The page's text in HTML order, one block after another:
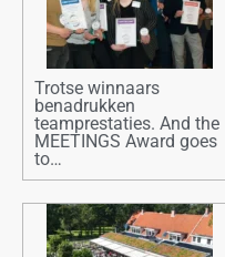
Trotse winnaars
benadrukken
teamprestaties. And the
MEETINGS Award goes
to…